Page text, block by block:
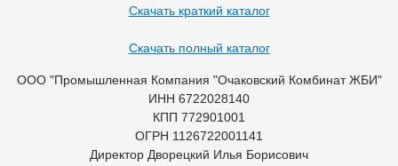
Скачать краткий каталог
Скачать полный каталог
ООО "Промышленная Компания "Очаковский Комбинат ЖБИ"
ИНН 6722028140
КПП 772901001
ОГРН 1126722001141
Директор Дворецкий Илья Борисович